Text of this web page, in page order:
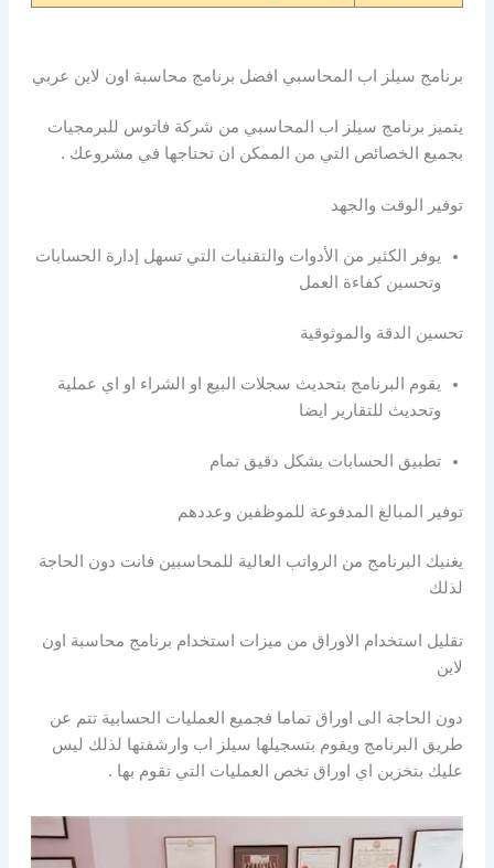
برنامج سيلز اب المحاسبي افضل برنامج محاسبة اون لاين عربي
يتميز برنامج سيلز اب المحاسبي من شركة فاتوس للبرمجيات
بجميع الخصائص التي من الممكن ان تحتاجها في مشروعك .
توفير الوقت والجهد
يوفر الكثير من الأدوات والتقنيات التي تسهل إدارة الحسابات
وتحسين كفاءة العمل
تحسين الدقة والموثوقية
يقوم البرنامج بتحديث سجلات البيع او الشراء او اي عملية
وتحديث للتقارير ايضا
تطبيق الحسابات بشكل دقيق تمام
توفير المبالغ المدفوعة للموظفين وعددهم
يغنيك البرنامج من الرواتب العالية للمحاسبين فانت دون الحاجة
لذلك
تقليل استخدام الاوراق من ميزات استخدام برنامج محاسبة اون
لاين
دون الحاجة الى اوراق تماما فجميع العمليات الحسابية تتم عن
طريق البرنامج ويقوم بتسجيلها سيلز اب وارشفتها لذلك ليس
عليك بتخزبن اي اوراق تخص العمليات التي تقوم بها .